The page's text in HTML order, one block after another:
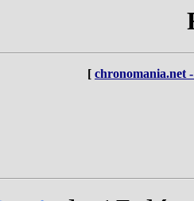
[ chronomania.net